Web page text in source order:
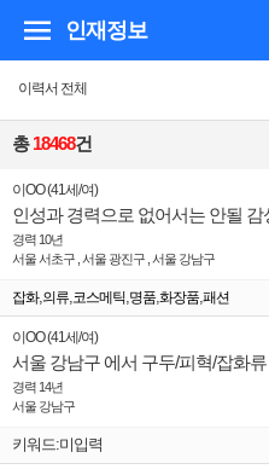
인재정보
이력서 전체
총18468건
이OO(41세 /여)
인성과 경력으로 없어서는 안될
경력 10년
서울 서초구 , 서울 광진구 , 서울 강남구
잡화,의류,코스메틱,명품,화장품,패션
이OO(41세 /여)
경력 14년
서울 강남구
키워드:미입력